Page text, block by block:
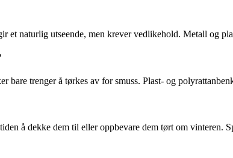
et naturlig utseende, men krever vedlikehold. Metall og
bare trenger å tørkes av for smuss. Plast- og
å dekke dem til eller oppbevare dem tørt om vinteren.